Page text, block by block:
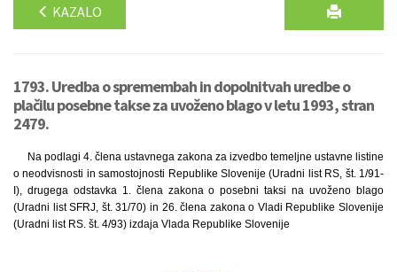
KAZALO
1793. Uredba o spremembah in dopolnitvah uredbe o
plačilu posebne takse za uvoženo blago v letu 1993, stran
2479.
Na podlagi 4. člena ustavnega zakona za izvedbo temeljne ustavne listine
o neodvisnosti in samostojnosti Republike Slovenije (Uradni list RS, št. 1/91-
I), drugega odstavka 1. člena zakona o posebni taksi na uvoženo blago
(Uradni list SFRJ, št. 31/70) in 26. člena zakona o Vladi Republike Slovenije
(Uradni list RS. št. 4/93) izdaja Vlada Republike Slovenije